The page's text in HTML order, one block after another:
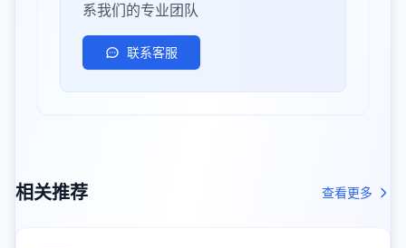
系我们的专业团队
联系客服
相关推荐 查看更多